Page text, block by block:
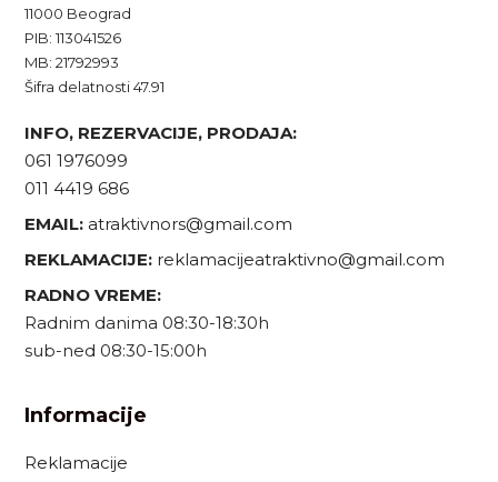
11000 Beograd
PIB: 113041526
MB: 21792993
Šifra delatnosti 47.91
INFO, REZERVACIJE, PRODAJA:
061 1976099
011 4419 686
EMAIL: atraktivnors@gmail.com
REKLAMACIJE: reklamacijeatraktivno@gmail.com
RADNO VREME:
Radnim danima 08:30-18:30h
sub-ned 08:30-15:00h
Informacije
Reklamacije